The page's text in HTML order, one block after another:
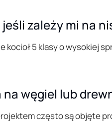
jeśli zależy mi na
5 klasy o wysokiej
na węgiel lub
często są objęte